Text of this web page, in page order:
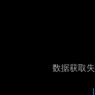
数据获取